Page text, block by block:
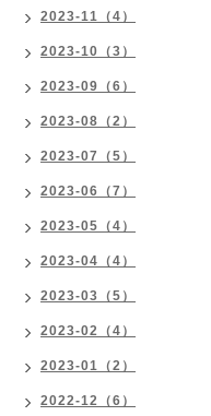
2023-11（4）
2023-10（3）
2023-09（6）
2023-08（2）
2023-07（5）
2023-06（7）
2023-05（4）
2023-04（4）
2023-03（5）
2023-02（4）
2023-01（2）
2022-12（6）